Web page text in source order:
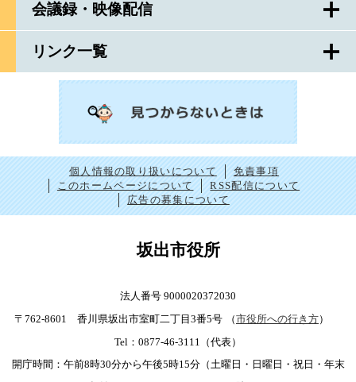
会議録・映像配信
リンク一覧
個人情報の取り扱いについて
免責事項
このホームページについて
RSS配信について
広告の募集について
坂出市役所
法人番号 9000020372030
〒762-8601 香川県坂出市室町二丁目3番5号
（市役所への行き方）
Tel：0877-46-3111（代表）
開庁時間：午前8時30分から午後5時15分（土曜日・日曜日・祝日・年末